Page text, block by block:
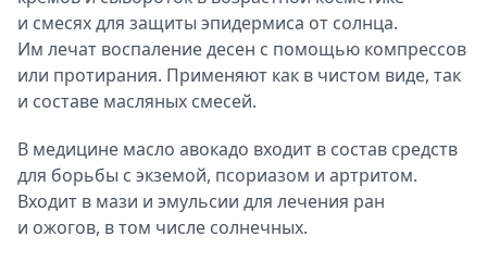
и смесях для защиты эпидермиса от солнца.
Им лечат воспаление десен с помощью компрессов
или протирания. Применяют как в чистом виде, так
и составе масляных смесей.
В медицине масло авокадо входит в состав средств
для борьбы с экземой, псориазом и артритом.
Входит в мази и эмульсии для лечения ран
и ожогов, в том числе солнечных.